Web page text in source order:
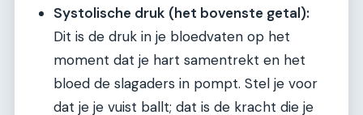
Systolische druk (het bovenste getal):
Dit is de druk in je bloedvaten op het
moment dat je hart samentrekt en het
bloed de slagaders in pompt. Stel je voor
dat je je vuist ballt; dat is de kracht die je